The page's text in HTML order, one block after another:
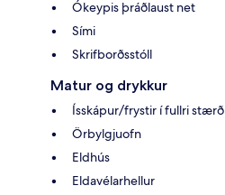
Ókeypis þráðlaust net
Sími
Skrifborðsstóll
Matur og drykkur
Ísskápur/frystir í fullri stærð
Örbylgjuofn
Eldhús
Eldavélarhellur